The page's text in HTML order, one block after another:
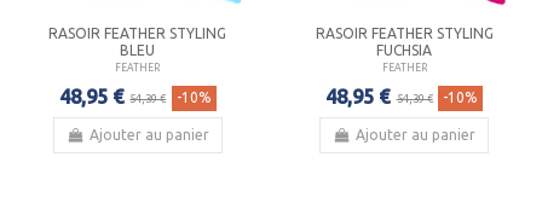
RASOIR FEATHER STYLING
BLEU
FEATHER
48,95 € 54,39 € -10%
Ajouter au panier
RASOIR FEATHER STYLING
FUCHSIA
FEATHER
48,95 € 54,39 € -10%
Ajouter au panier